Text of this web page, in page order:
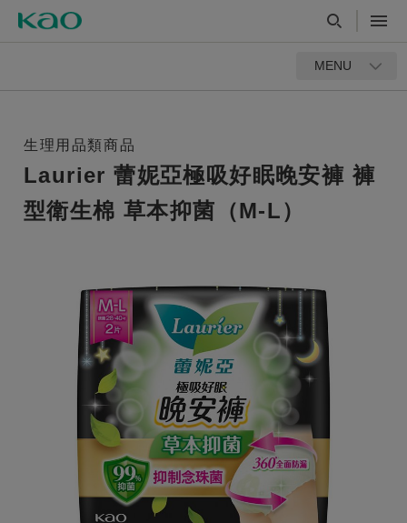
MENU
生理用品類商品
Laurier 蕾妮亞極吸好眠晚安褲 褲
型衛生棉 草本抑菌（M-L）